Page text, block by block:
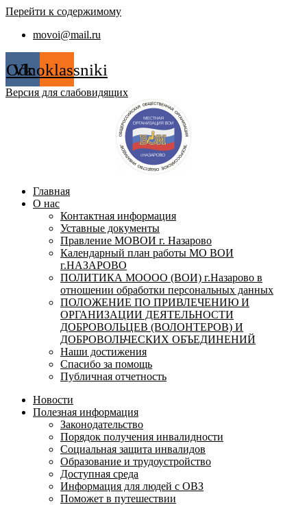
Перейти к содержимому
movoi@mail.ru
Vk
Odnoklassniki
Версия для слабовидящих
Главная
О нас
Контактная информация
Уставные документы
Правление МОВОИ г. Назарово
Календарный план работы МО ВОИ
г.НАЗАРОВО
ПОЛИТИКА МОООО (ВОИ) г.Назарово в
отношении обработки персональных данных
ПОЛОЖЕНИЕ ПО ПРИВЛЕЧЕНИЮ И
ОРГАНИЗАЦИИ ДЕЯТЕЛЬНОСТИ
ДОБРОВОЛЬЦЕВ (ВОЛОНТЕРОВ) И
ДОБРОВОЛЬЧЕСКИХ ОБЪЕДИНЕНИЙ
Наши достижения
Спасибо за помощь
Публичная отчетность
Новости
Полезная информация
Законодательство
Порядок получения инвалидности
Социальная защита инвалидов
Образование и трудоустройство
Доступная среда
Информация для людей с ОВЗ
Поможет в путешествии